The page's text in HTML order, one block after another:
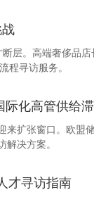
层。高端奢侈品
程寻访服务。
际化高管供给
扩张窗口。欧盟
决方案。
才寻访指南